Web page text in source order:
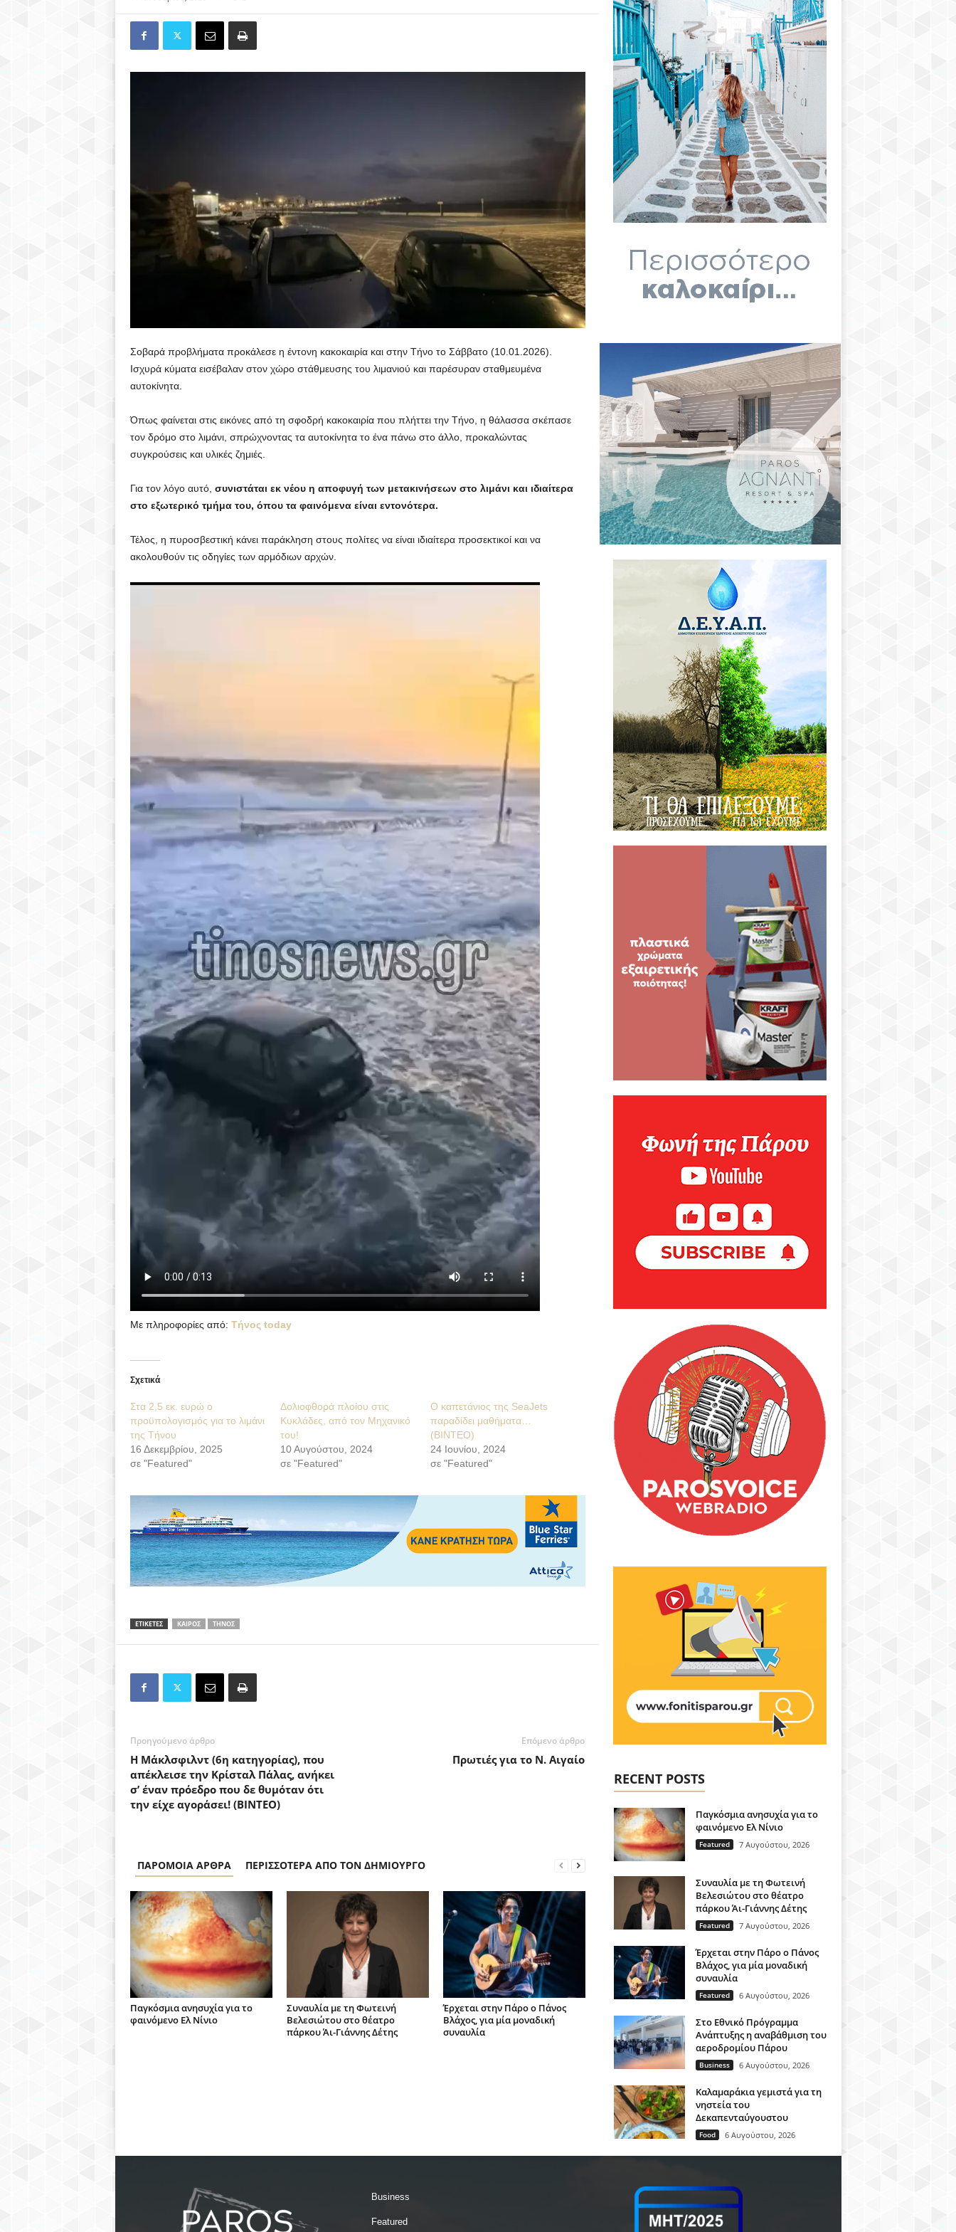
Σοβαρά προβλήματα προκάλεσε η έντονη κακοκαιρία και στην Τήνο το Σάββατο (10.01.2026).
Ισχυρά κύματα εισέβαλαν στον χώρο στάθμευσης του λιμανιού και παρέσυραν σταθμευμένα
αυτοκίνητα.
Όπως φαίνεται στις εικόνες από τη σφοδρή κακοκαιρία που πλήττει την Τήνο, η θάλασσα σκέπασε
τον δρόμο στο λιμάνι, σπρώχνοντας τα αυτοκίνητα το ένα πάνω στο άλλο, προκαλώντας
συγκρούσεις και υλικές ζημιές.
Για τον λόγο αυτό, συνιστάται εκ νέου η αποφυγή των μετακινήσεων στο λιμάνι και ιδιαίτερα
στο εξωτερικό τμήμα του, όπου τα φαινόμενα είναι εντονότερα.
Τέλος, η πυροσβεστική κάνει παράκληση στους πολίτες να είναι ιδιαίτερα προσεκτικοί και να
ακολουθούν τις οδηγίες των αρμόδιων αρχών.
Με πληροφορίες από: Τήνος today
Σχετικά
Στα 2,5 εκ. ευρώ ο
προϋπολογισμός για το λιμάνι
της Τήνου
16 Δεκεμβρίου, 2025
σε "Featured"
Δολιοφθορά πλοίου στις
Κυκλάδες, από τον Μηχανικό
του!
10 Αυγούστου, 2024
σε "Featured"
Ο καπετάνιος της SeaJets
παραδίδει μαθήματα…
(ΒΙΝΤΕΟ)
24 Ιουνίου, 2024
σε "Featured"
ΕΤΙΚΕΤΕΣ ΚΑΙΡΟΣ ΤΗΝΟΣ
Προηγούμενο άρθρο
Η Μάκλσφιλντ (6η κατηγορίας), που
απέκλεισε την Κρίσταλ Πάλας, ανήκει
σ’ έναν πρόεδρο που δε θυμόταν ότι
την είχε αγοράσει! (ΒΙΝΤΕΟ)
Επόμενο άρθρο
Πρωτιές για το Ν. Αιγαίο
ΠΑΡΟΜΟΙΑ ΑΡΘΡΑ ΠΕΡΙΣΣΟΤΕΡΑ ΑΠΟ ΤΟΝ ΔΗΜΙΟΥΡΓΟ
Παγκόσμια ανησυχία για το
φαινόμενο Ελ Νίνιο
Συναυλία με τη Φωτεινή
Βελεσιώτου στο θέατρο
πάρκου Άι-Γιάννης Δέτης
Έρχεται στην Πάρο ο Πάνος
Βλάχος, για μία μοναδική
συναυλία
RECENT POSTS
Παγκόσμια ανησυχία για το
φαινόμενο Ελ Νίνιο
Featured 7 Αυγούστου, 2026
Συναυλία με τη Φωτεινή
Βελεσιώτου στο θέατρο
πάρκου Άι-Γιάννης Δέτης
Featured 7 Αυγούστου, 2026
Έρχεται στην Πάρο ο Πάνος
Βλάχος, για μία μοναδική
συναυλία
Featured 6 Αυγούστου, 2026
Στο Εθνικό Πρόγραμμα
Ανάπτυξης η αναβάθμιση του
αεροδρομίου Πάρου
Business 6 Αυγούστου, 2026
Καλαμαράκια γεμιστά για τη
νηστεία του
Δεκαπενταύγουστου
Food 6 Αυγούστου, 2026
Business
Featured